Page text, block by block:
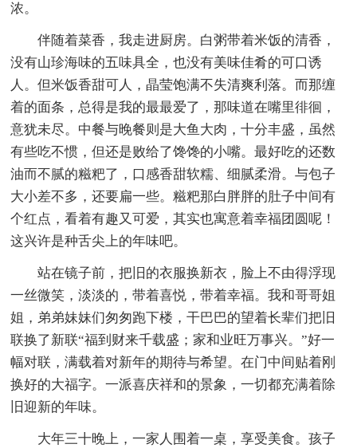
浓。
伴随着菜香，我走进厨房。白粥带着米饭的清香，
没有山珍海味的五味具全，也没有美味佳肴的可口诱
人。但米饭香甜可人，晶莹饱满不失清爽利落。而那缠
着的面条，总得是我的最最爱了，那味道在嘴里徘徊，
意犹未尽。中餐与晚餐则是大鱼大肉，十分丰盛，虽然
有些吃不惯，但还是败给了馋馋的小嘴。最好吃的还数
油而不腻的糍粑了，口感香甜软糯、细腻柔滑。与包子
大小差不多，还要扁一些。糍粑那白胖胖的肚子中间有
个红点，看着有趣又可爱，其实也寓意着幸福团圆呢！
这兴许是种舌尖上的年味吧。
站在镜子前，把旧的衣服换新衣，脸上不由得浮现
一丝微笑，淡淡的，带着喜悦，带着幸福。我和哥哥姐
姐，弟弟妹妹们匆匆跑下楼，干巴巴的望着长辈们把旧
联换了新联“福到财来千载盛；家和业旺万事兴。”好一
幅对联，满载着对新年的期待与希望。在门中间贴着刚
换好的大福字。一派喜庆祥和的景象，一切都充满着除
旧迎新的年味。
大年三十晚上，一家人围着一桌，享受美食。孩子